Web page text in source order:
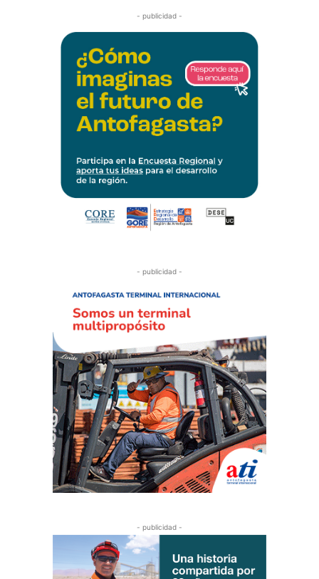
- publicidad -
- publicidad -
- publicidad -